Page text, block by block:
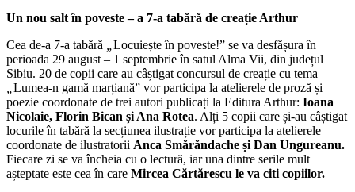
Un nou salt în poveste – a 7-a tabără de creație Arthur
Cea de-a 7-a tabără
Locuiește în poveste!” se va desfășura în
perioada 29 august – 1 septembrie în satul Alma Vii, din județul
Sibiu. 20 de copii care au câștigat concursul de creație cu tema
Lumea-n gamă marțiană” vor participa la atelierele de proză și
poezie coordonate de trei autori publicați la Editura Arthur: Ioana
Nicolaie, Florin Bican și Ana Rotea. Alți 5 copii care și-au câștigat
locurile în tabără la secțiunea ilustrație vor participa la atelierele
coordonate de ilustratorii Anca Smărăndache și Dan Ungureanu.
Fiecare zi se va încheia cu o lectură, iar una dintre serile mult
așteptate este cea în care Mircea Cărtărescu le va citi copiilor.